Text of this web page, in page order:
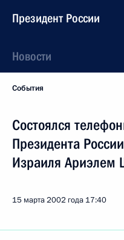
Президент России
Новости
События
Состоялся
Президента
Израиля Ариэлем
15 марта 2002 года 17:40